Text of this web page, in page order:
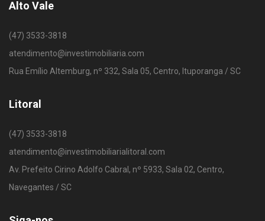
Alto Vale
(47) 3533-3818
atendimento@investimobiliaria.com
Rua Emílio Altemburg, nº 332, Sala 05, Centro, Ituporanga / SC
Litoral
(47) 3533-3818
atendimento@investimobiliarialitoral.com
Av. Prefeito Cirino Adolfo Cabral, nº 5933, Sala 02, Centro,
Navegantes / SC